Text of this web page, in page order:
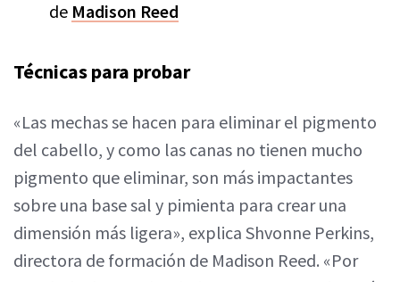
de Madison Reed
Técnicas para probar
«Las mechas se hacen para eliminar el pigmento
del cabello, y como las canas no tienen mucho
pigmento que eliminar, son más impactantes
sobre una base sal y pimienta para crear una
dimensión más ligera», explica Shvonne Perkins,
directora de formación de Madison Reed. «Por